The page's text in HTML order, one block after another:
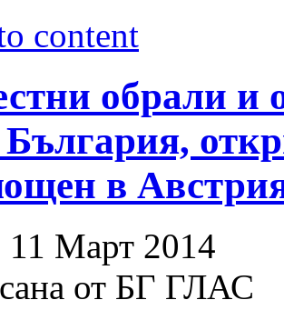
content
обрали и
в
11 Март 2014
от БГ ГЛАС